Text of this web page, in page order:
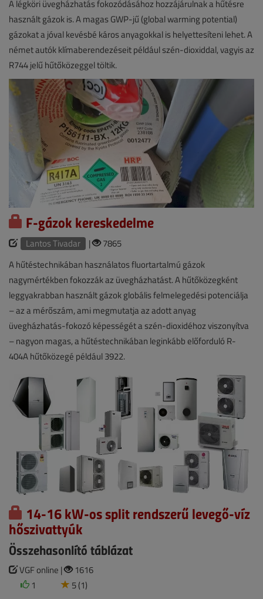
A légköri üvegházhatás fokozódásához hozzájárulnak a hűtésre
használt gázok is. A magas GWP-jű (global warming potential)
gázokat a jóval kevésbé káros anyagokkal is helyettesíteni lehet. A
német autók klímaberendezéseit például szén-dioxiddal, vagyis az
R744 jelű hűtőközeggel töltik.
F-gázok kereskedelme
Lantos Tivadar |
7865
A hűtéstechnikában használatos fluortartalmú gázok
nagymértékben fokozzák az üvegházhatást. A hűtőközegként
leggyakrabban használt gázok globális felmelegedési potenciálja
– az a mérőszám, ami megmutatja az adott anyag
üvegházhatás-fokozó képességét a szén-dioxidéhoz viszonyítva
– nagyon magas, a hűtéstechnikában leginkább előforduló R-
404A hűtőközegé például 3922.
14-16 kW-os split rendszerű levegő-víz
hőszivattyúk
Összehasonlító táblázat
VGF online |
1616
1
5 (1)